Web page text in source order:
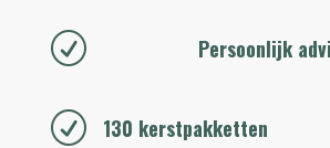
R Persoonlijk
R 130 kerstpakketten